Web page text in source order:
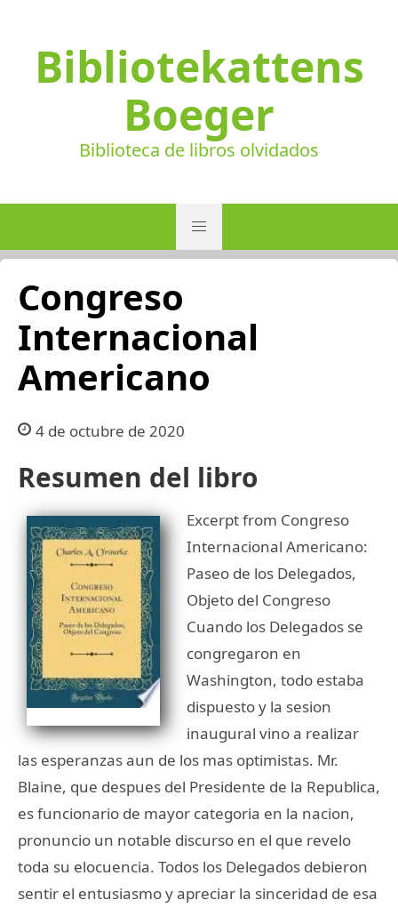
Bibliotekattens
Boeger
Biblioteca de libros olvidados
Congreso
Internacional
Americano
4 de octubre de 2020
Resumen del libro
Excerpt from Congreso
Internacional Americano:
Paseo de los Delegados,
Objeto del Congreso
Cuando los Delegados se
congregaron en
Washington, todo estaba
dispuesto y la sesion
inaugural vino a realizar
las esperanzas aun de los mas optimistas. Mr.
Blaine, que despues del Presidente de la Republica,
es funcionario de mayor categoria en la nacion,
pronuncio un notable discurso en el que revelo
toda su elocuencia. Todos los Delegados debieron
sentir el entusiasmo y apreciar la sinceridad de esa